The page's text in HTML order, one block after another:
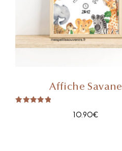
Affiche Savane
10.90€